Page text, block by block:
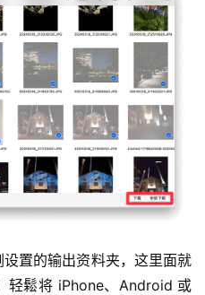
置的输出资料夹，这里面就
轻鬆将 iPhone、Android 或